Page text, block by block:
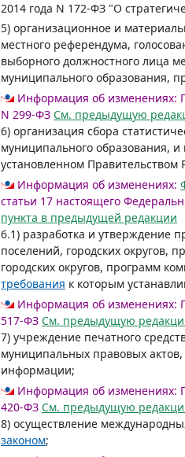
2014 года N 172-ФЗ "О
5) организационное и
местного референдума,
выборного должностного лица
муниципального образования,
Информация об изменениях:
N 299-ФЗ См. предыдущую
6) организация сбора
муниципального образования, и
установленном Правительством
Информация об изменениях:
статьи 17 настоящего
пункта в предыдущей редакции
6.1) разработка и утверждение
поселений, городских округов,
городских округов, программ
требования к которым
Информация об изменениях:
517-ФЗ См. предыдущую
7) учреждение печатного
муниципальных правовых
информации;
Информация об изменениях:
420-ФЗ См. предыдущую
8) осуществление
законом;